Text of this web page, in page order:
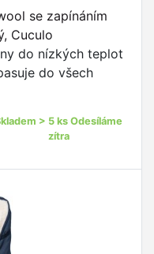
se zapínáním
Cuculo
do nízkých teplot
do všech
> 5 ks Odesíláme
zítra